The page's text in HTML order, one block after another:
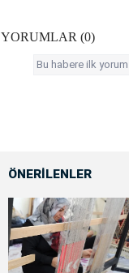
YORUMLAR (0)
Bu habere ilk
ÖNERİLENLER